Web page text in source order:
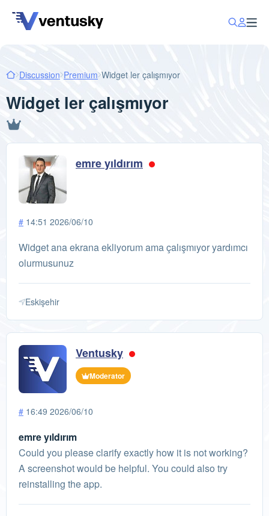
Discussion Premium Widget ler çalışmıyor
Widget ler çalışmıyor
emre yıldırım
# 14:51 2026/06/10
Widget ana ekrana ekliyorum ama çalışmıyor yardımcı
olurmusunuz
Eskişehir
Ventusky
Moderator
# 16:49 2026/06/10
emre yıldırım
Could you please clarify exactly how it is not working?
A screenshot would be helpful. You could also try
reinstalling the app.